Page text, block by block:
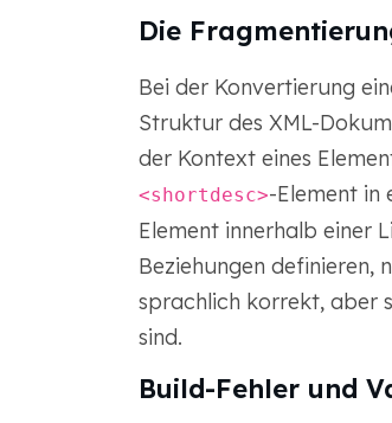
Die
Bei der Konvertierung
Struktur des XML-
der Kontext eines
<shortdesc>-Element in
Element innerhalb einer
Beziehungen definieren,
sprachlich korrekt, aber
sind.
Build-Fehler und